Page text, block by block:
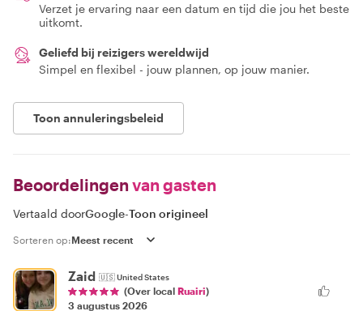
Verzet je ervaring naar een datum en tijd die jou het beste
uitkomt.
Geliefd bij reizigers wereldwijd
Simpel en flexibel - jouw plannen, op jouw manier.
Toon annuleringsbeleid
Beoordelingen van gasten
Vertaald doorGoogle-Toon origineel
Sorteren op:
Zaid 🇺🇸United States
(Over local Ruairi)
3 augustus 2026